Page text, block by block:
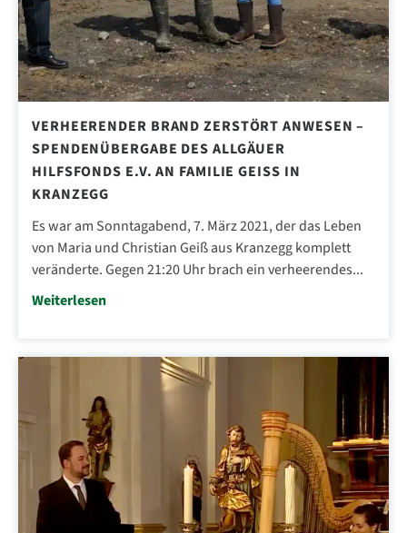
VERHEERENDER BRAND ZERSTÖRT ANWESEN –
SPENDENÜBERGABE DES ALLGÄUER
HILFSFONDS E.V. AN FAMILIE GEISS IN K
RANZEGG
Es war am Sonntagabend, 7. März 2021, der das Leben
von Maria und Christian Geiß aus Kranzegg komplett
veränderte. Gegen 21:20 Uhr brach ein verheerendes...
Weiterlesen